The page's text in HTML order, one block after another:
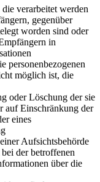
verarbeitet werden
gegenüber
worden sind oder
in
personenbezogenen
möglich ist, die
oder Löschung der sie
auf Einschränkung der
eines
Aufsichtsbehörde
der betroffenen
über die